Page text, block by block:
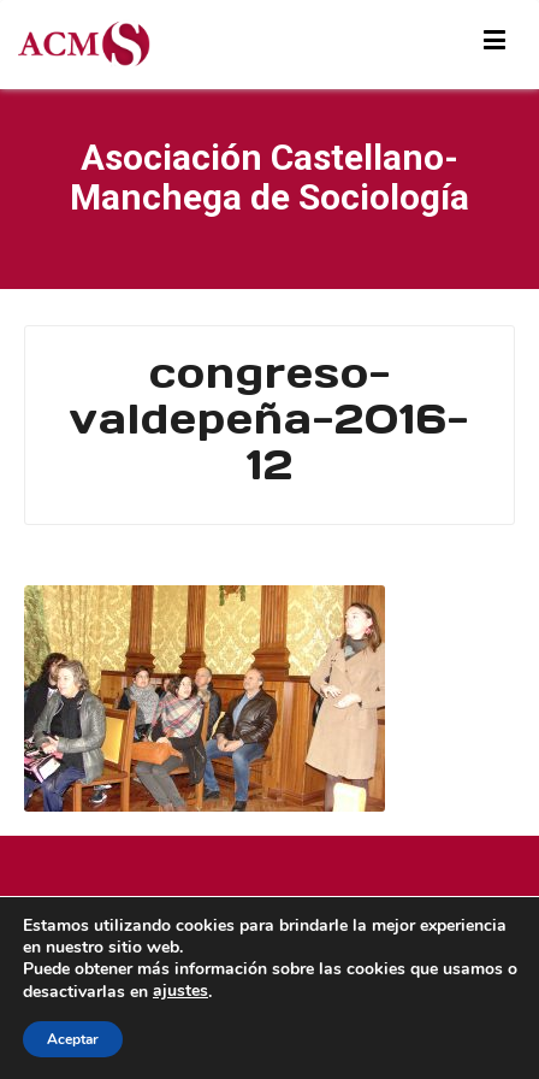
Asociación Castellano-
Manchega de Sociología
congreso-
valdepeña-2016-
12
POLÍTICA DE COOKIES POLÍTICA DE PRIVACIDAD
© 2026 ACMS.
Estamos utilizando cookies para brindarle la mejor experiencia
en nuestro sitio web.
Puede obtener más información sobre las cookies que usamos o
desactivarlas en ajustes.
Aceptar